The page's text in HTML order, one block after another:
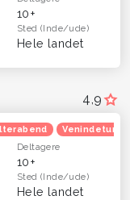
10+
Sted(Inde/ude)
Hele landet
4,9
Venindetur
Deltagere
10+
Sted(Inde/ude)
Hele landet